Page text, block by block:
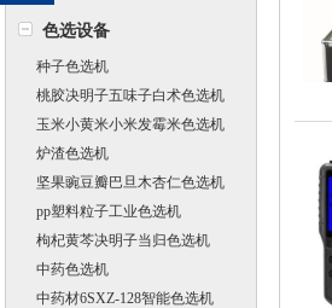
色选设备
种子色选机
桃胶决明子五味子白术色选机
玉米小黄米小米发霉米色选机
炉渣色选机
坚果豌豆瓣巴旦木杏仁色选机
pp塑料粒子工业色选机
枸杞黄芩决明子当归色选机
中药色选机
中药材6SXZ-128智能色选机